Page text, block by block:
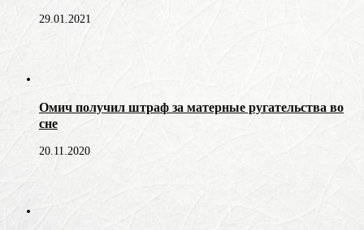
29.01.2021
Омич получил штраф за матерные ругательства во
сне
20.11.2020